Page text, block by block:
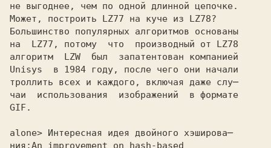
не выгоднее, чем по одной длинной цепочке.
Может, построить LZ77 на куче из LZ78?
Большинство популярных алгоритмов основаны
на  LZ77, потому  что  производный от LZ78
алгоритм  LZW  был  запатентован компанией
Unisys  в 1984 году, после чего они начали
троллить всех и каждого, включая даже слу─
чаи  использования  изображений  в формате
GIF.
alone> Интересная идея двойного хэширова─
ния: